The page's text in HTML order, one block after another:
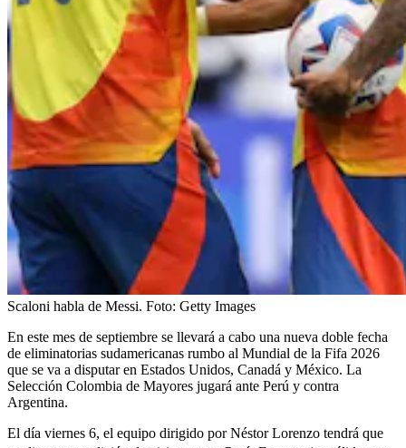
Scaloni habla de Messi. Foto: Getty Images
En este mes de septiembre se llevará a cabo una nueva doble fecha
de eliminatorias sudamericanas rumbo al Mundial de la Fifa 2026
que se va a disputar en Estados Unidos, Canadá y México. La
Selección Colombia de Mayores jugará ante Perú y contra
Argentina.
El día viernes 6, el equipo dirigido por Néstor Lorenzo tendrá que